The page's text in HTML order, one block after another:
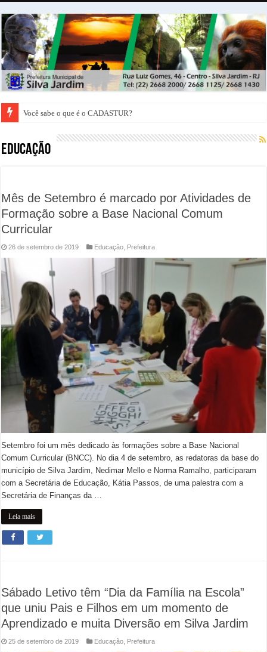
Você sabe o que é o CADASTUR?
Representantes da Caixa Econômica Federal vem a Silva Jardim conhecer
Educação
Mês de Setembro é marcado por Atividades de
Formação sobre a Base Nacional Comum
Curricular
26 de setembro de 2019 Educação Prefeitura
Setembro foi um mês dedicado às formações sobre a Base Nacional
Comum Curricular (BNCC). No dia 4 de setembro, as redatoras da base do
município de Silva Jardim, Nedimar Mello e Norma Ramalho, participaram
com a Secretária de Educação, Kátia Passos, de uma palestra com a
Secretária de Finanças da …
Leia mais
Sábado Letivo têm “Dia da Família na Escola”
que uniu Pais e Filhos em um momento de
Aprendizado e muita Diversão em Silva Jardim
25 de setembro de 2019 Educação Prefeitura